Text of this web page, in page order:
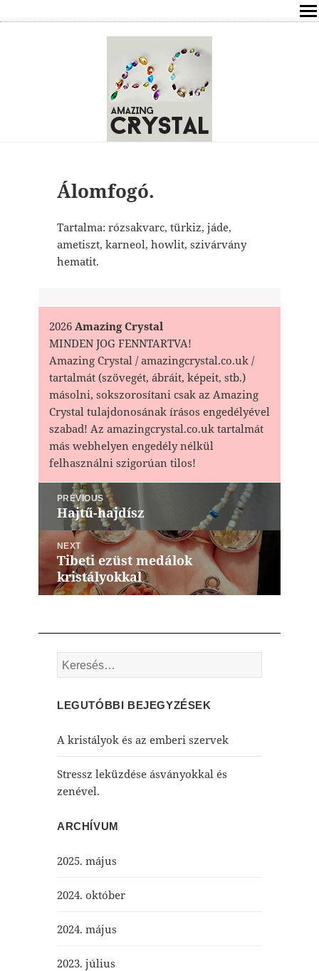
ÍRÁSOK
ÁSVÁNYOK HATÁSAI
ELÉRHETŐSÉG
FREE
Álomfogó.
Tartalma: rózsakvarc, türkiz, jáde,
ametiszt, karneol, howlit, szivárvány
hematit.
2026Amazing Crystal
MINDEN JOG FENNTARTVA!
Amazing Crystal / amazingcrystal.co.uk /
tartalmát (szövegét, ábráit, képeit, stb.)
másolni, sokszorosítani csak az Amazing
Crystal tulajdonosának írásos engedélyével
szabad! Az amazingcrystal.co.uk tartalmát
más webhelyen engedély nélkül
felhasználni szigorúan tilos!
Bejegyzés
navigáció
PREVIOUS
Previous
post:
Hajtű-hajdísz
NEXT
Next
post:
Tibeti ezüst medálok
kristályokkal
Keresés:
LEGUTÓBBI BEJEGYZÉSEK
A kristályok és az emberi szervek
Stressz leküzdése ásványokkal és
zenével.
ARCHÍVUM
2025. május
2024. október
2024. május
2023. július